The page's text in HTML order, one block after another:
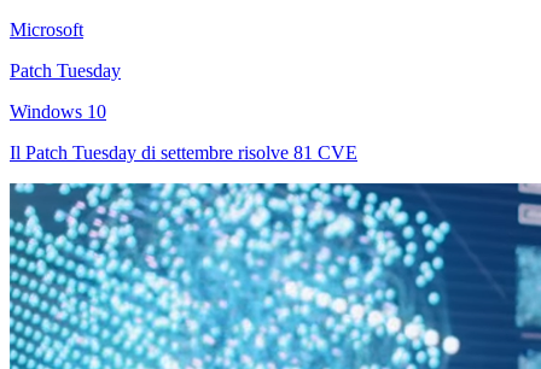
Microsoft
Patch Tuesday
Windows 10
Il Patch Tuesday di settembre risolve 81 CVE